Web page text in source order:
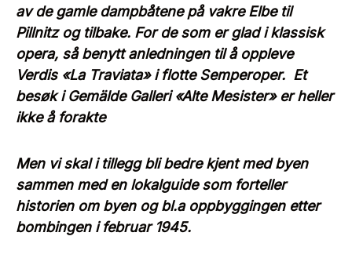
av de gamle dampbåtene på vakre Elbe til
Pillnitz og tilbake. For de som er glad i klassisk
opera, så benytt anledningen til å oppleve
Verdis «La Traviata» i flotte Semperoper. Et
besøk i Gemälde Galleri «Alte Mesister» er heller
ikke å forakte
Men vi skal i tillegg bli bedre kjent med byen
sammen med en lokalguide som forteller
historien om byen og bl.a oppbyggingen etter
bombingen i februar 1945.